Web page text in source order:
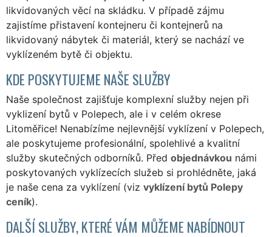
likvidovaných věcí na skládku. V případě zájmu
zajistíme přistavení kontejneru či kontejnerů na
likvidovaný nábytek či materiál, který se nachází ve
vyklízeném bytě či objektu.
KDE POSKYTUJEME NAŠE SLUŽBY
Naše společnost zajišťuje komplexní služby nejen při
vyklizení bytů v Polepech, ale i v celém okrese
Litoměřice! Nenabízíme nejlevnější vyklízení v Polepech,
ale poskytujeme profesionální, spolehlivé a kvalitní
služby skutečných odborníků. Před objednávkou námi
poskytovaných vyklízecích služeb si prohlédněte, jaká
je naše cena za vyklízení (viz vyklízení bytů Polepy
ceník).
DALŠÍ SLUŽBY, KTERÉ VÁM MŮŽEME NABÍDNOUT